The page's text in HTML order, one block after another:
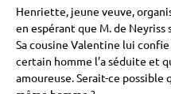
Henriette, jeune veuve,
en espérant que M. de Neyriss
Sa cousine Valentine lui confie
certain homme l’a séduite et
amoureuse. Serait-ce possible